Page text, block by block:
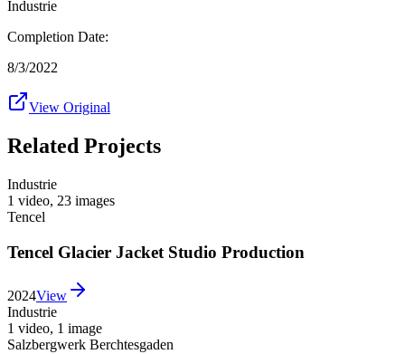
Industrie
Completion Date:
8/3/2022
View Original
Related Projects
Industrie
1 video, 23 images
Tencel
Tencel Glacier Jacket Studio Production
2024View
Industrie
1 video, 1 image
Salzbergwerk Berchtesgaden